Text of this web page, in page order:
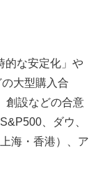
的な安定化」や
大型購入合
創設などの合意
、ダウ、
海・香港）、ア